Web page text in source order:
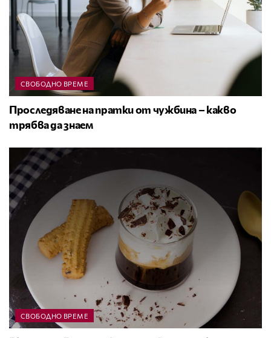
СВОБОДНО ВРЕМЕ
Проследяване на пратки от чужбина – какво
трябва да знаем
СВОБОДНО ВРЕМЕ